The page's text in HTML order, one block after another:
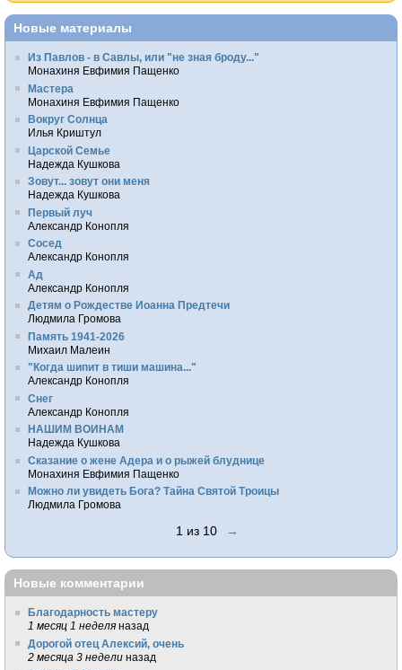
Новые материалы
Из Павлов - в Савлы, или "не зная броду..."
Монахиня Евфимия Пащенко
Мастера
Монахиня Евфимия Пащенко
Вокруг Солнца
Илья Криштул
Царской Семье
Надежда Кушкова
Зовут... зовут они меня
Надежда Кушкова
Первый луч
Александр Конопля
Сосед
Александр Конопля
Ад
Александр Конопля
Детям о Рождестве Иоанна Предтечи
Людмила Громова
Память 1941-2026
Михаил Малеин
"Когда шипит в тиши машина..."
Александр Конопля
Снег
Александр Конопля
НАШИМ ВОИНАМ
Надежда Кушкова
Сказание о жене Адера и о рыжей блуднице
Монахиня Евфимия Пащенко
Можно ли увидеть Бога? Тайна Святой Троицы
Людмила Громова
1 из 10 →
Новые комментарии
Благодарность мастеру
1 месяц 1 неделя назад
Дорогой отец Алексий, очень
2 месяца 3 недели назад